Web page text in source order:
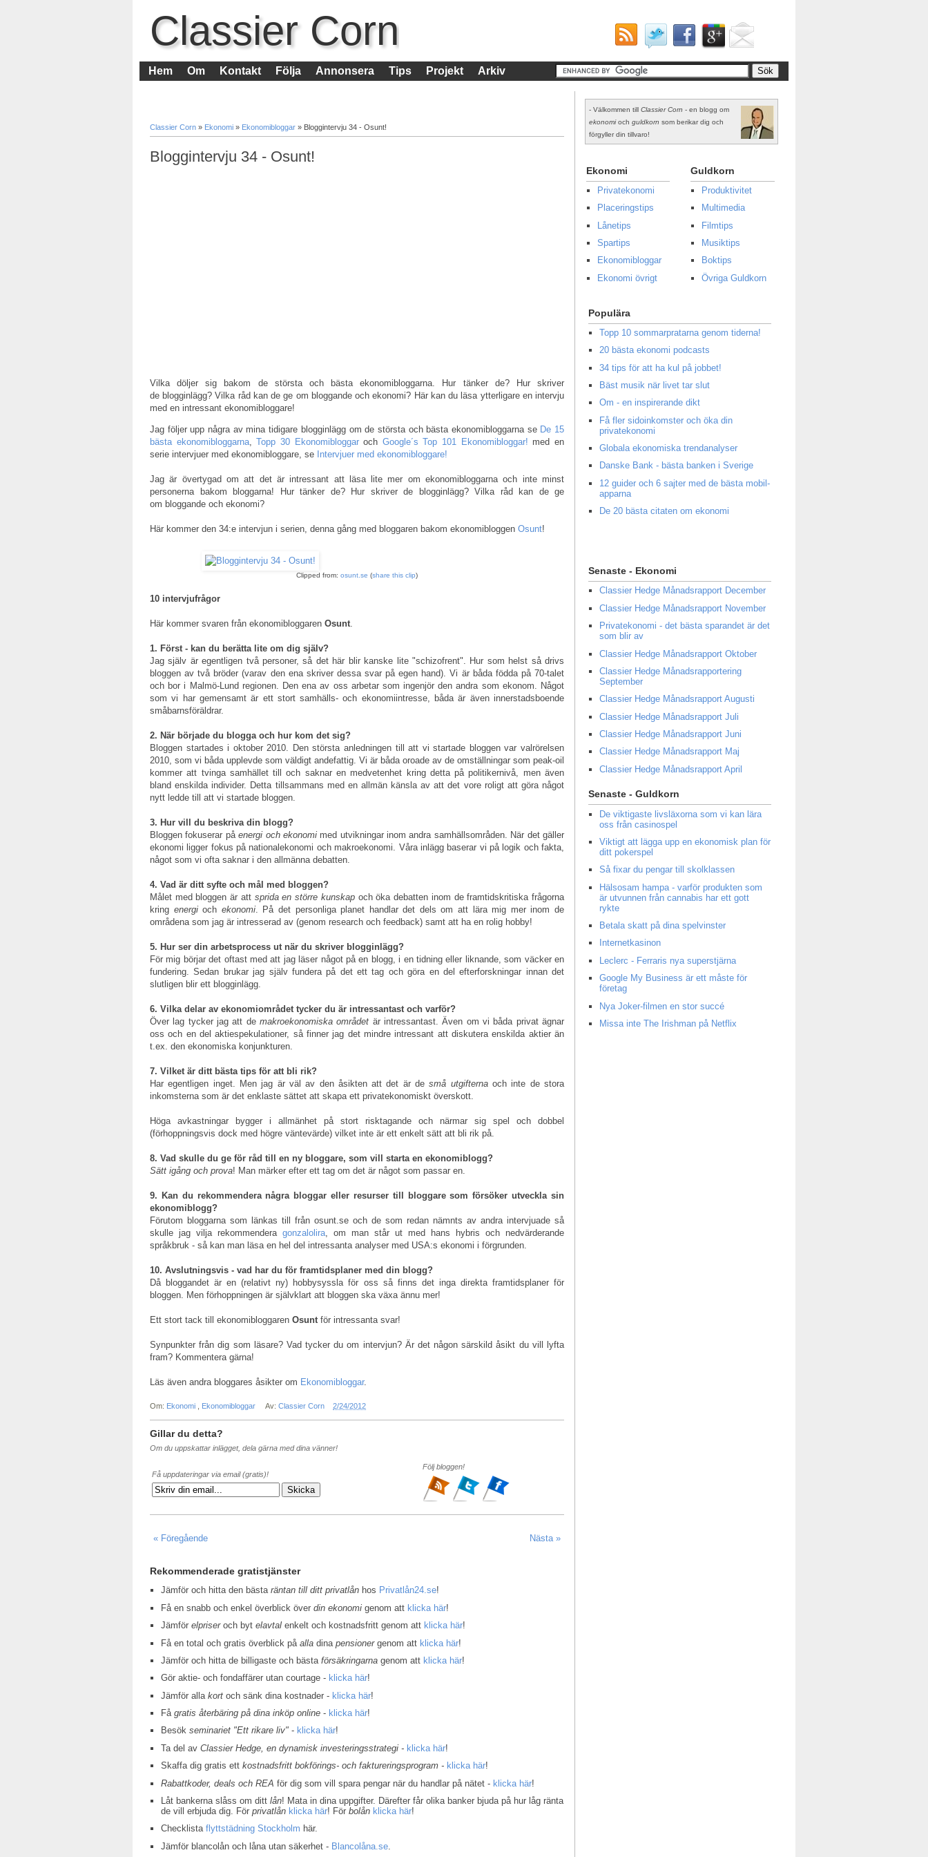
Classier Corn
Hem Om Kontakt Följa Annonsera Tips Projekt Arkiv
Classier Corn » Ekonomi » Ekonomibloggar » Bloggintervju 34 - Osunt!
Bloggintervju 34 - Osunt!
Vilka döljer sig bakom de största och bästa ekonomibloggarna. Hur tänker de? Hur skriver
de blogginlägg? Vilka råd kan de ge om bloggande och ekonomi? Här kan du läsa ytterligare en intervju
med en intressant ekonomibloggare!
Jag följer upp några av mina tidigare blogginlägg om de största och bästa ekonomibloggarna se De 15
bästa ekonomibloggarna,Topp 30 Ekonomibloggaroch Google´s Top 101 Ekonomibloggar! med en
serie intervjuer med ekonomibloggare, se Intervjuer med ekonomibloggare!
Jag är övertygad om att det är intressant att läsa lite mer om ekonomibloggarna och inte minst
personerna bakom bloggarna! Hur tänker de? Hur skriver de blogginlägg? Vilka råd kan de ge
om bloggande och ekonomi?
Här kommer den 34:e intervjun i serien, denna gång med bloggaren bakom ekonomibloggen Osunt!
Clipped from: osunt.se (share this clip)
10 intervjufrågor
Här kommer svaren från ekonomibloggaren Osunt.
1. Först - kan du berätta lite om dig själv?
Jag själv är egentligen två personer, så det här blir kanske lite "schizofrent". Hur som helst så drivs
bloggen av två bröder (varav den ena skriver dessa svar på egen hand). Vi är båda födda på 70-talet
och bor i Malmö-Lund regionen. Den ena av oss arbetar som ingenjör den andra som ekonom. Något
som vi har gemensamt är ett stort samhälls- och ekonomiintresse, båda är även innerstadsboende
småbarnsföräldrar.
2. När började du blogga och hur kom det sig?
Bloggen startades i oktober 2010. Den största anledningen till att vi startade bloggen var valrörelsen
2010, som vi båda upplevde som väldigt andefattig. Vi är båda oroade av de omställningar som peak-oil
kommer att tvinga samhället till och saknar en medvetenhet kring detta på politikernivå, men även
bland enskilda individer. Detta tillsammans med en allmän känsla av att det vore roligt att göra något
nytt ledde till att vi startade bloggen.
3. Hur vill du beskriva din blogg?
Bloggen fokuserar påenergi och ekonomimed utvikningar inom andra samhällsområden. När det gäller
ekonomi ligger fokus på nationalekonomi och makroekonomi. Våra inlägg baserar vi på logik och fakta,
något som vi ofta saknar i den allmänna debatten.
4. Vad är ditt syfte och mål med bloggen?
Målet med bloggen är att sprida en större kunskapoch öka debatten inom de framtidskritiska frågorna
kring energioch ekonomi. På det personliga planet handlar det dels om att lära mig mer inom de
områdena som jag är intresserad av (genom research och feedback) samt att ha en rolig hobby!
5. Hur ser din arbetsprocess ut när du skriver blogginlägg?
För mig börjar det oftast med att jag läser något på en blogg, i en tidning eller liknande, som väcker en
fundering. Sedan brukar jag själv fundera på det ett tag och göra en del efterforskningar innan det
slutligen blir ett blogginlägg.
6. Vilka delar av ekonomiområdet tycker du är intressantast och varför?
Över lag tycker jag att de makroekonomiska området är intressantast. Även om vi båda privat ägnar
oss och en del aktiespekulationer, så finner jag det mindre intressant att diskutera enskilda aktier än
t.ex. den ekonomiska konjunkturen.
7. Vilket är ditt bästa tips för att bli rik?
Har egentligen inget. Men jag är väl av den åsikten att det är desmå utgifternaoch inte de stora
inkomsterna som är det enklaste sättet att skapa ett privatekonomiskt överskott.
Höga avkastningar bygger i allmänhet på stort risktagande och närmar sig spel och dobbel
(förhoppningsvis dock med högre väntevärde) vilket inte är ett enkelt sätt att bli rik på.
8. Vad skulle du ge för råd till en ny bloggare, som vill starta en ekonomiblogg?
Sätt igång och prova! Man märker efter ett tag om det är något som passar en.
9. Kan du rekommendera några bloggar eller resurser till bloggare som försöker utveckla sin
ekonomiblogg?
Förutom bloggarna som länkas till från osunt.se och de som redan nämnts av andra intervjuade så
skulle jag vilja rekommendera gonzalolira, om man står ut med hans hybris och nedvärderande
språkbruk - så kan man läsa en hel del intressanta analyser med USA:s ekonomi i förgrunden.
10. Avslutningsvis - vad har du för framtidsplaner med din blogg?
Då bloggandet är en (relativt ny) hobbysyssla för oss så finns det inga direkta framtidsplaner för
bloggen. Men förhoppningen är självklart att bloggen ska växa ännu mer!
Ett stort tack till ekonomibloggaren Osuntför intressanta svar!
Synpunkter från dig som läsare? Vad tycker du om intervjun? Är det någon särskild åsikt du vill lyfta
fram? Kommentera gärna!
Läs även andra bloggares åsikter om Ekonomibloggar.
Om: Ekonomi Ekonomibloggar Av:Classier Corn 2/24/2012
Gillar du detta?
Om du uppskattar inlägget, dela gärna med dina vänner!
Få uppdateringar via email (gratis)!
Följ bloggen!
« Föregående Nästa »
Rekommenderade gratistjänster
Jämför och hitta den bästaräntan till ditt privatlån hos Privatlån24.se!
Få en snabb och enkel överblick överdin ekonomi genom att klicka här!
Jämförelpriseroch bytelavtal enkelt och kostnadsfritt genom att klicka här!
Få en total och gratis överblick påalla dinapensionergenom att klicka här!
Jämför och hitta de billigaste och bästaförsäkringarna genom att klicka här!
Gör aktie- och fondaffärer utan courtage - klicka här!
Jämför allakort och sänk dina kostnader - klicka här!
Fågratis återbäring på dina inköp online - klicka här!
Besökseminariet "Ett rikare liv" - klicka här!
Ta del avClassier Hedge, en dynamisk investeringsstrategi - klicka här!
Skaffa dig gratis ettkostnadsfritt bokförings- och faktureringsprogram - klicka här!
Rabattkoder, deals och REA för dig som vill spara pengar när du handlar på nätet - klicka här!
Låt bankerna slåss om dittlån! Mata in dina uppgifter. Därefter får olika banker bjuda på hur låg ränta
de vill erbjuda dig. Förprivatlån klicka här! Förbolån klicka här!
Checklistaflyttstädning Stockholm här.
Jämför blancolån och låna utan säkerhet - Blancolåna.se
- Välkommen till Classier Corn - en blogg om
ekonomioch guldkorn som berikar dig och
förgyller din tillvaro!
Ekonomi
Privatekonomi
Placeringstips
Lånetips
Spartips
Ekonomibloggar
Ekonomi övrigt
Guldkorn
Produktivitet
Multimedia
Filmtips
Musiktips
Boktips
Övriga Guldkorn
Populära
Topp 10 sommarpratarna genom tiderna!
20 bästa ekonomi podcasts
34 tips för att ha kul på jobbet!
Bäst musik när livet tar slut
Om - en inspirerande dikt
Få fler sidoinkomster och öka din
privatekonomi
Globala ekonomiska trendanalyser
Danske Bank - bästa banken i Sverige
12 guider och 6 sajter med de bästa mobil-
apparna
De 20 bästa citaten om ekonomi
Senaste - Ekonomi
Classier Hedge Månadsrapport December
Classier Hedge Månadsrapport November
Privatekonomi - det bästa sparandet är det
som blir av
Classier Hedge Månadsrapport Oktober
Classier Hedge Månadsrapportering
September
Classier Hedge Månadsrapport Augusti
Classier Hedge Månadsrapport Juli
Classier Hedge Månadsrapport Juni
Classier Hedge Månadsrapport Maj
Classier Hedge Månadsrapport April
Senaste - Guldkorn
De viktigaste livsläxorna som vi kan lära
oss från casinospel
Viktigt att lägga upp en ekonomisk plan för
ditt pokerspel
Så fixar du pengar till skolklassen
Hälsosam hampa - varför produkten som
är utvunnen från cannabis har ett gott
rykte
Betala skatt på dina spelvinster
Internetkasinon
Leclerc - Ferraris nya superstjärna
Google My Business är ett måste för
företag
Nya Joker-filmen en stor succé
Missa inte The Irishman på Netflix